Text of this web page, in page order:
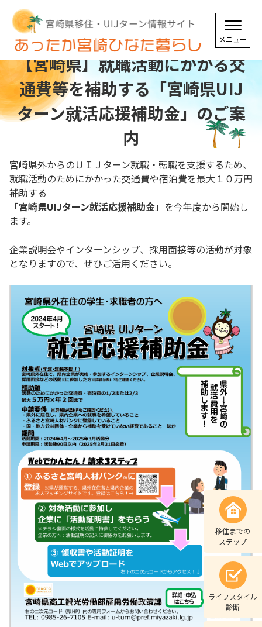
【宮崎県】就職活動にかかる交
通費等を補助する「宮崎県UIJ
ターン就活応援補助金」のご案
内
宮崎県外からのＵＩＪターン就職・転職を支援するため、
就職活動のためにかかった交通費や宿泊費を最大１０万円
補助する
「宮崎県UIJターン就活応援補助金」を今年度から開始し
ます。
企業説明会やインターンシップ、採用面接等の活動が対象
となりますので、ぜひご活用ください。
移住までの
ステップ
ライフスタイル
診断